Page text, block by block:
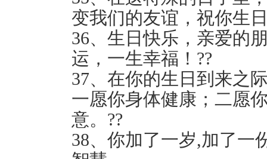
变我们的友谊，祝你生
36、生日快乐，亲爱的
运，一生幸福！??
37、在你的生日到来之
一愿你身体健康；二愿
意。??
38、你加了一岁,加了一